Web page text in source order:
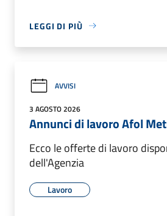
LEGGI DI PIÙ
AVVISI
3 AGOSTO 2026
Annunci di lavoro Afol
Ecco le offerte di lavoro
dell'Agenzia
Lavoro